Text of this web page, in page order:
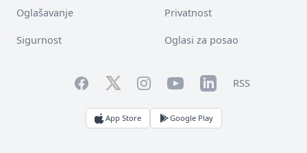
Oglašavanje Privatnost
Sigurnost Oglasi za posao
FacebookTwitterInstagramYouTubeLinkedInRSS
App Store Google Play